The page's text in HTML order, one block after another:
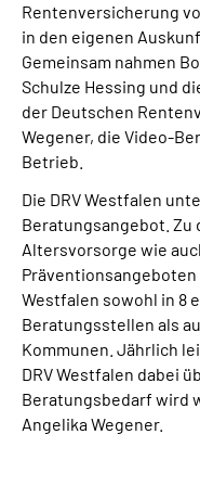
Rentenversicherung
in den eigenen
Gemeinsam nahmen
Schulze Hessing und
der Deutschen
Wegener, die Video-
Betrieb.
Die DRV Westfalen
Beratungsangebot. Zu
Altersvorsorge wie
Präventionsangeboten
Westfalen sowohl in 8
Beratungsstellen als
Kommunen. Jährlich
DRV Westfalen dabei
Beratungsbedarf wird
Angelika Wegener.